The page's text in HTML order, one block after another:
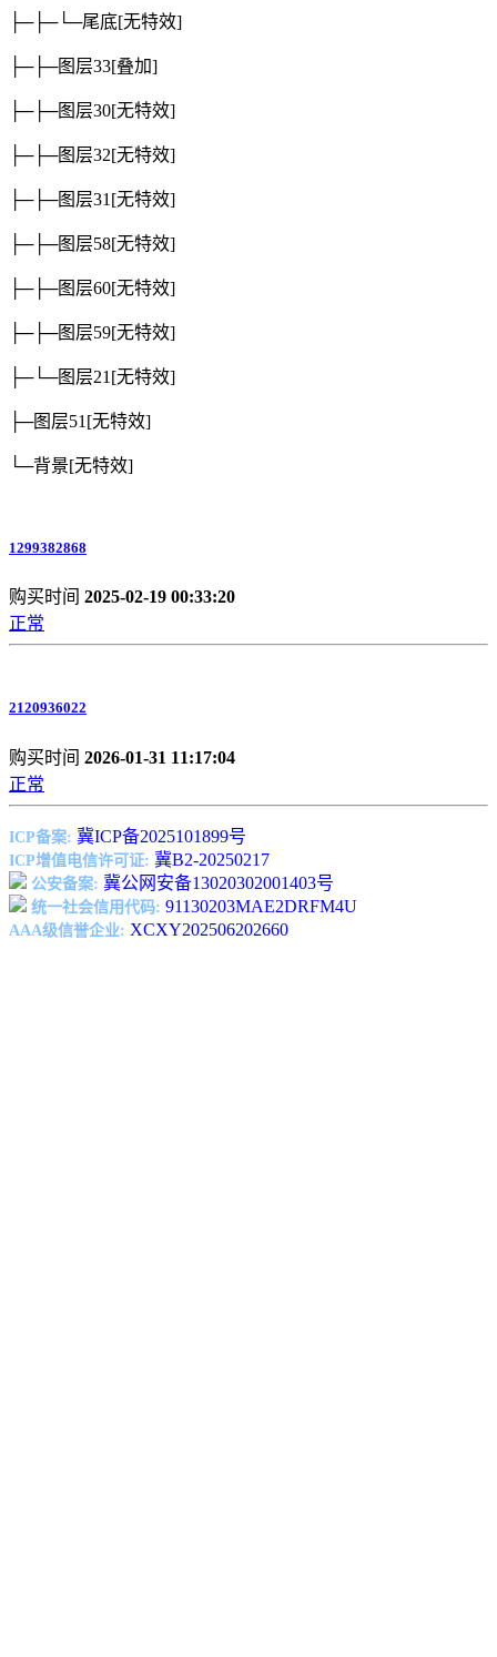
├─├─└─尾底[无特效]
├─├─图层33[叠加]
├─├─图层30[无特效]
├─├─图层32[无特效]
├─├─图层31 [无特效]
├─├─图层58[无特效]
├─├─图层60[无特效]
├─├─图层59[无特效]
├─└─图层21 [无特效]
├─图层51 [无特效]
└─背景[无特效]
1299382868
购买时间 2025-02-19 00:33:20
正常
2120936022
购买时间 2026-01-31 11:17:04
正常
ICP备案: 冀ICP备2025101899号
ICP增值电信许可证: 冀B2-20250217
公安备案: 冀公网安备13020302001403号
统一社会信用代码: 91130203MAE2DRFM4U
AAA级信誉企业: XCXY202506202660